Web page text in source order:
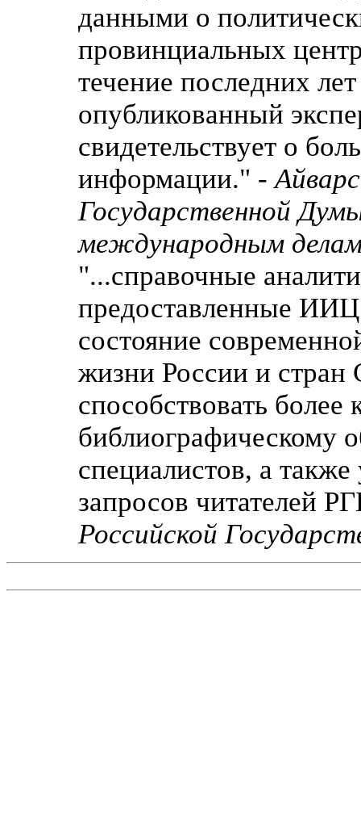
данными о
провинциальных
течение последних
опубликованный
свидетельствует о
информации." -
Государственной
международным
"...справочные
предоставленные
состояние
жизни России и стран
способствовать
библиографическому
специалистов, а
запросов читателей
Российской